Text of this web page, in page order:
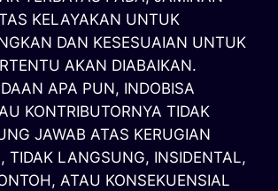
KELAYAKAN UNTUK
DAN KESESUAIAN UNTUK
AKAN DIABAIKAN.
APA PUN, INDOBISA
KONTRIBUTORNYA TIDAK
JAWAB ATAS KERUGIAN
TIDAK LANGSUNG, INSIDENTAL,
ATAU KONSEKUENSIAL